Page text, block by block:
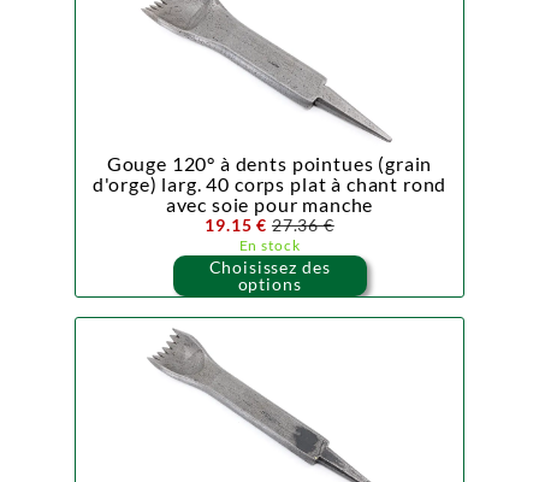
Gouge 120° à dents pointues (grain
d'orge) larg. 40 corps plat à chant rond
avec soie pour manche
19.15 € 27.36 €
En stock
Choisissez des
options